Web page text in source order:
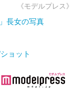
《モデルプレス》
長女の写真
ョット